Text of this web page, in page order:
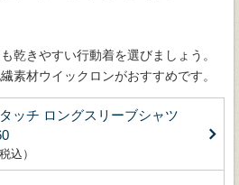
乾きやすい行動着を選びましょう。
素材ウイックロンがおすすめです。
ッチ ロングスリーブシャツ
込）